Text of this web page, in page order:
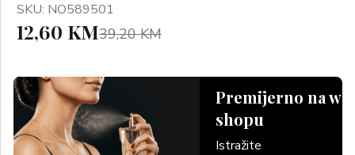
SKU: NO589501
12,60 KM39,20 KM
Premijerno na
shopu
Istražite